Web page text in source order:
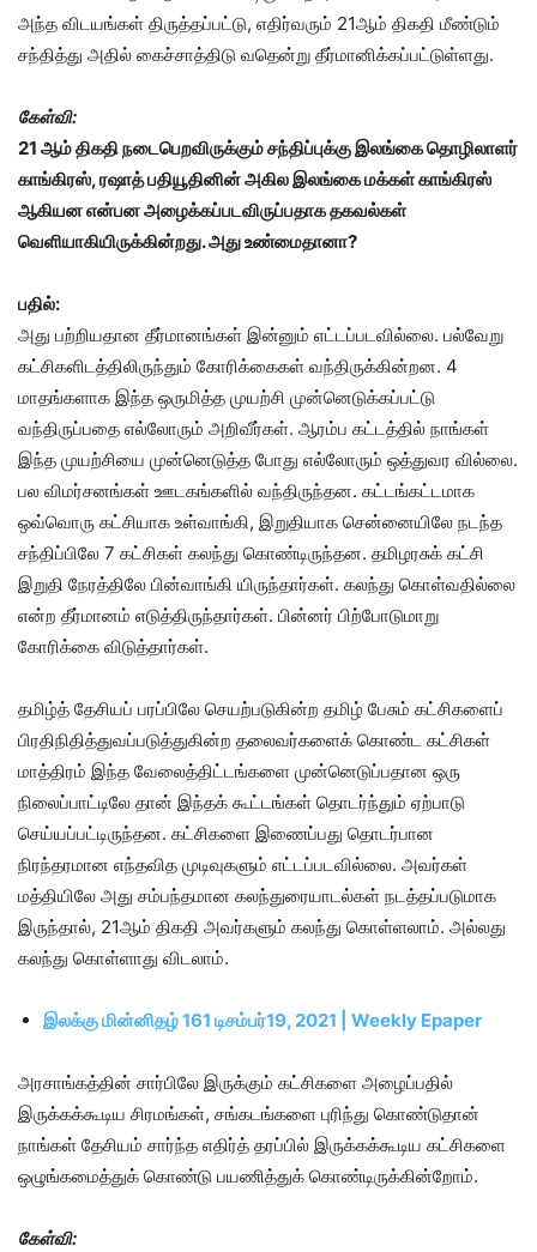
அந்த விடயங்கள் திருத்தப்பட்டு, எதிர்வரும் 21ஆம் திகதி மீண்டும்
சந்தித்து அதில் கைச்சாத்திடு வதென்று தீர்மானிக்கப்பட்டுள்ளது.
கேள்வி:
21 ஆம் திகதி நடைபெறவிருக்கும் சந்திப்புக்கு இலங்கை தொழிலாளர்
காங்கிரஸ், ரஷாத் பதியூதினின் அகில இலங்கை மக்கள் காங்கிரஸ்
ஆகியன என்பன அழைக்கப்படவிருப்பதாக தகவல்கள்
வெளியாகியிருக்கின்றது. அது உண்மைதானா?
பதில்:
அது பற்றியதான தீர்மானங்கள் இன்னும் எட்டப்படவில்லை. பல்வேறு
கட்சிகளிடத்திலிருந்தும் கோரிக்கைகள் வந்திருக்கின்றன. 4
மாதங்களாக இந்த ஒருமித்த முயற்சி முன்னெடுக்கப்பட்டு
வந்திருப்பதை எல்லோரும் அறிவீர்கள். ஆரம்ப கட்டத்தில் நாங்கள்
இந்த முயற்சியை முன்னெடுத்த போது எல்லோரும் ஒத்துவர வில்லை.
பல விமர்சனங்கள் ஊடகங்களில் வந்திருந்தன. கட்டங்கட்டமாக
ஒவ்வொரு கட்சியாக உள்வாங்கி, இறுதியாக சென்னையிலே நடந்த
சந்திப்பிலே 7 கட்சிகள் கலந்து கொண்டிருந்தன. தமிழரசுக் கட்சி
இறுதி நேரத்திலே பின்வாங்கி யிருந்தார்கள். கலந்து கொள்வதில்லை
என்ற தீர்மானம் எடுத்திருந்தார்கள். பின்னர் பிற்போடுமாறு
கோரிக்கை விடுத்தார்கள்.
தமிழ்த் தேசியப் பரப்பிலே செயற்படுகின்ற தமிழ் பேசும் கட்சிகளைப்
பிரதிநிதித்துவப்படுத்துகின்ற தலைவர்களைக் கொண்ட கட்சிகள்
மாத்திரம் இந்த வேலைத்திட்டங்களை முன்னெடுப்பதான ஒரு
நிலைப்பாட்டிலே தான் இந்தக் கூட்டங்கள் தொடர்ந்தும் ஏற்பாடு
செய்யப்பட்டிருந்தன. கட்சிகளை இணைப்பது தொடர்பான
நிரந்தரமான எந்தவித முடிவுகளும் எட்டப்படவில்லை. அவர்கள்
மத்தியிலே அது சம்பந்தமான கலந்துரையாடல்கள் நடத்தப்படுமாக
இருந்தால், 21ஆம் திகதி அவர்களும் கலந்து கொள்ளலாம். அல்லது
கலந்து கொள்ளாது விடலாம்.
இலக்கு மின்னிதழ் 161 டிசம்பர்19, 2021 | Weekly Epaper
அரசாங்கத்தின் சார்பிலே இருக்கும் கட்சிகளை அழைப்பதில்
இருக்கக்கூடிய சிரமங்கள், சங்கடங்களை புரிந்து கொண்டுதான்
நாங்கள் தேசியம் சார்ந்த எதிர்த் தரப்பில் இருக்கக்கூடிய கட்சிகளை
ஒழுங்கமைத்துக் கொண்டு பயணித்துக் கொண்டிருக்கின்றோம்.
கேள்வி: